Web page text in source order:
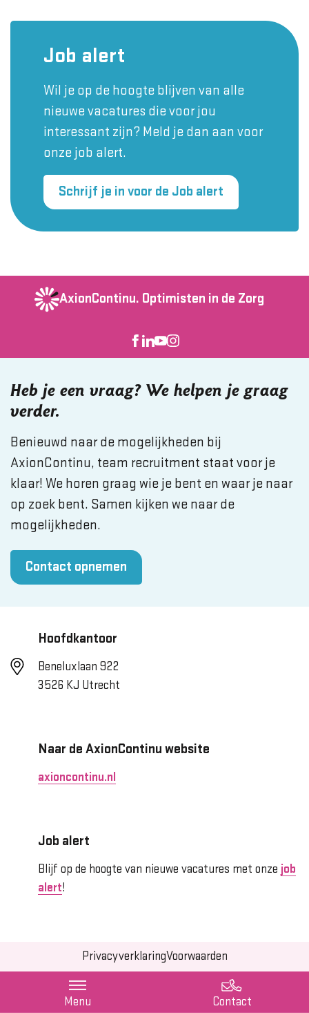
Job alert
Wil je op de hoogte blijven van alle
nieuwe vacatures die voor jou
interessant zijn? Meld je dan aan voor
onze job alert.
Schrijf je in voor de Job alert
AxionContinu. Optimisten in de Zorg
Heb je een vraag? We helpen je graag
verder.
Benieuwd naar de mogelijkheden bij
AxionContinu, team recruitment staat voor je
klaar! We horen graag wie je bent en waar je naar
op zoek bent. Samen kijken we naar de
mogelijkheden.
Contact opnemen
Hoofdkantoor
Beneluxlaan 922
3526 KJ Utrecht
Naar de AxionContinu website
axioncontinu.nl
Job alert
Blijf op de hoogte van nieuwe vacatures met onze job
alert!
PrivacyverklaringVoorwaarden
Menu Contact